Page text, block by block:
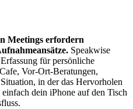
Meetings erfordern
Speakwise
für persönliche
Vor-Ort-Beratungen,
in der das Hervorholen
dein iPhone auf den Tisch